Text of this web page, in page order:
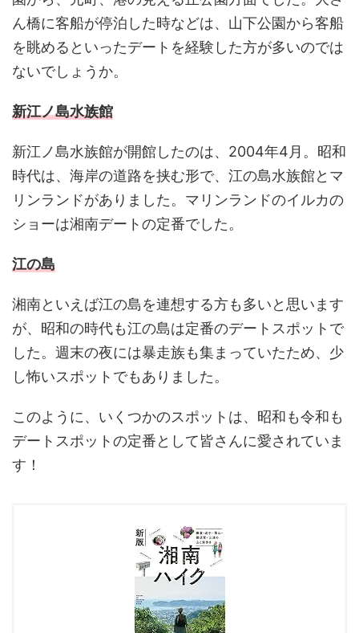
ん橋に客船が停泊した時などは、山下公園から客船
を眺めるといったデートを経験した方が多いのでは
ないでしょうか。
新江ノ島水族館
新江ノ島水族館が開館したのは、2004年4月。昭和
時代は、海岸の道路を挟む形で、江の島水族館とマ
リンランドがありました。マリンランドのイルカの
ショーは湘南デートの定番でした。
江の島
湘南といえば江の島を連想する方も多いと思います
が、昭和の時代も江の島は定番のデートスポットで
した。週末の夜には暴走族も集まっていたため、少
し怖いスポットでもありました。
このように、いくつかのスポットは、昭和も令和も
デートスポットの定番として皆さんに愛されていま
す！